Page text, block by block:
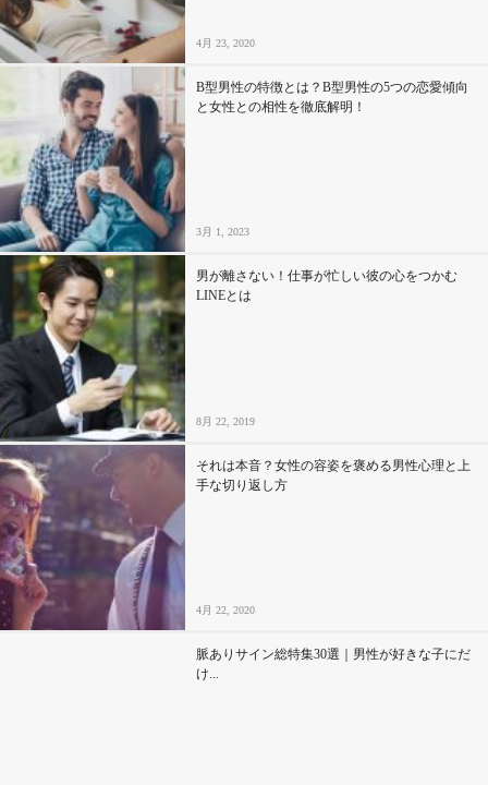
4月 23, 2020
B型男性の特徴とは？B型男性の5つの恋愛傾向
と女性との相性を徹底解明！
3月 1, 2023
男が離さない！仕事が忙しい彼の心をつかむ
LINEとは
8月 22, 2019
それは本音？女性の容姿を褒める男性心理と上
手な切り返し方
4月 22, 2020
脈ありサイン総特集30選｜男性が好きな子にだ
け...